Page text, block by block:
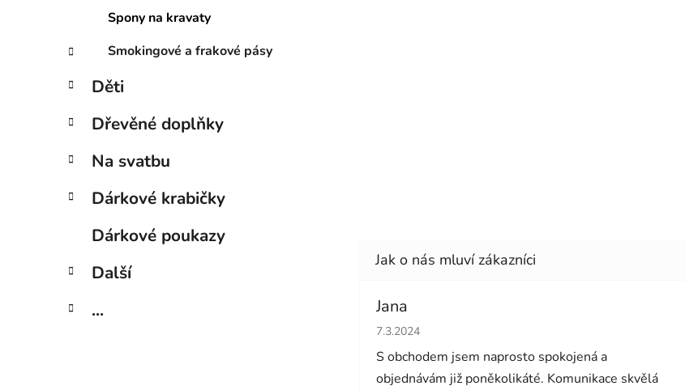
Spony na kravaty
Smokingové a frakové pásy
Děti
Dřevěné doplňky
Na svatbu
Dárkové krabičky
Dárkové poukazy
Další
...
Jana
Hodnocení obchodu je 5 z 5 hvězdiček.
7.3.2024
S obchodem jsem naprosto spokojená a
objednávám již poněkolikáté. Komunikace skvělá